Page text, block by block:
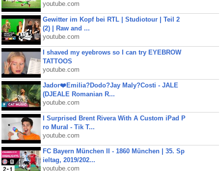
youtube.com
Gewitter im Kopf bei RTL | Studiotour | Teil 2
(2) | Raw and ...
youtube.com
I shaved my eyebrows so I can try EYEBROW
TATTOOS
youtube.com
Jador❤️Emilia?Dodo?Jay Maly?Costi - JALE
(DJEALE Romanian R...
youtube.com
I Surprised Brent Rivera With A Custom iPad P
ro Mural - Tik T...
youtube.com
FC Bayern München II - 1860 München | 35. Sp
ieltag, 2019/202...
youtube.com